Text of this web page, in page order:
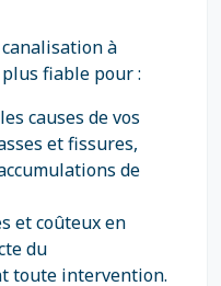
canalisation à
fiable pour :
causes de vos
et fissures,
de
et coûteux en
du
toute intervention.